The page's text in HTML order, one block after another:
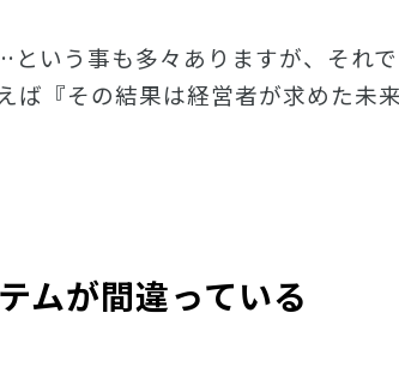
いう事も多々ありますが、それ
『その結果は経営者が求めた未来
ムが間違っている